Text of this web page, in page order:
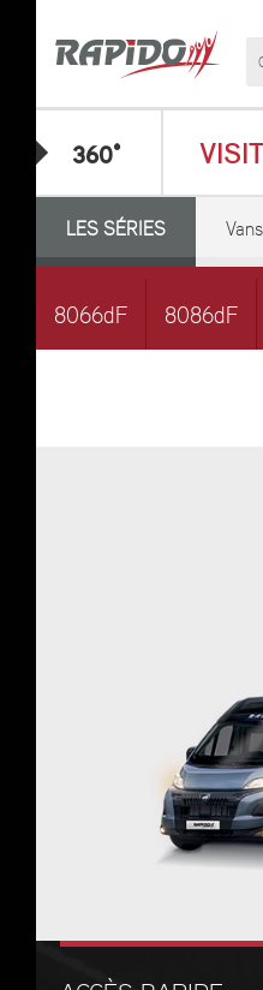
360°
LES SÉRIES Vans
8066dF 8086dF